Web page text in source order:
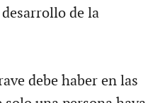
de la
debe haber en las